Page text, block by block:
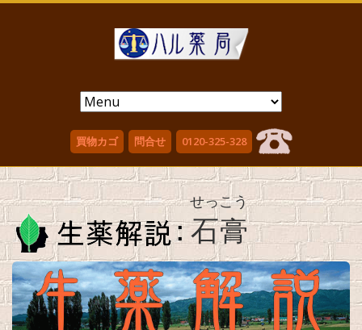
買物カゴ 問合せ 0120-325-328
石膏
せっこう